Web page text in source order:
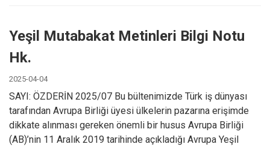
Yeşil Mutabakat Metinleri Bilgi Notu
Hk.
2025-04-04
SAYI: ÖZDERİN 2025/07 Bu bültenimizde Türk iş dünyası
tarafından Avrupa Birliği üyesi ülkelerin pazarına erişimde
dikkate alınması gereken önemli bir husus Avrupa Birliği
(AB)’nin 11 Aralık 2019 tarihinde açıkladığı Avrupa Yeşil